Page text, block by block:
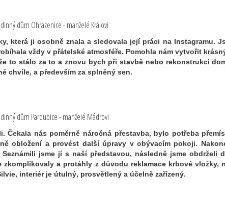
dům Ohrazenice - manželé Královi
která ji osobně znala a sledovala její práci na Instagramu.
vždy v přátelské atmosféře. Pomohla nám vytvořit
to stálo za to a znovu bych při stavbě nebo rekonstrukci
chvíle, a především za splněný sen.
dům Pardubice - manželé Mádrovi
nás poměrně náročná přestavba, bylo potřeba
obložení a provést další úpravy v obývacím pokoji.
jsme jí s naší představou, následně jsme obdrželi
a protáhly z důvodu reklamace krbové vložky,
interiér je útulný, prosvětlený a účelně zařízený.